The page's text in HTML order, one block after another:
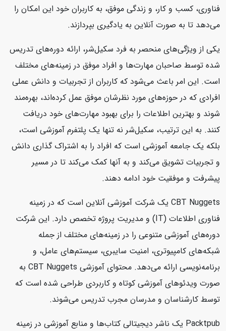
فناوری، کسب و کار، و زندگی موفق، به کاربران خود این امکان را
می‌دهد تا به صورت آنلاین به یادگیری بپردازند.
یکی از ویژگی‌های منحصر به فرد سکیل‌شر، ارائه دوره‌های تدریس
شده توسط صاحبان مهارت‌ها و افراد موفق در زمینه‌های مختلف
است. این امر باعث می‌شود که کاربران از تجربیات و دانش عملی
افرادی که در حوزه‌های مورد نظرشان موفق عمل کرده‌اند، بهره‌مند
شوند و بهترین اطلاعات را برای بهبود مهارت‌های خود دریافت
کنند. به این ترتیب، سکیل‌شر نه تنها یک پلتفرم آموزشی است،
بلکه یک جامعه آموزشی است که افراد را به اشتراک گذاری دانش
و تجربیات تشویق می‌کند و به آنها کمک می‌کند تا در مسیر
پیشرفت و موفقیت خود ادامه دهند.
CBT Nuggets یک شرکت آموزشی آنلاین است که در زمینه
فناوری اطلاعات (IT) و مدیریت پروژه تخصص دارد. این شرکت
دوره‌های آموزشی متنوعی را در زمینه‌های مختلف از جمله
شبکه‌های کامپیوتری، امنیت سایبری، سیستم‌های عامل، و
برنامه‌نویسی ارائه می‌دهد. محتوای آموزشی CBT Nuggets به
صورت ویدئوهای آموزشی کوتاه و کاربردی طراحی شده است که
توسط کارشناسان و مدرسان مجرب تدریس می‌شوند.
Packtpub یک ناشر دیجیتالی کتاب‌ها و منابع آموزشی در زمینه